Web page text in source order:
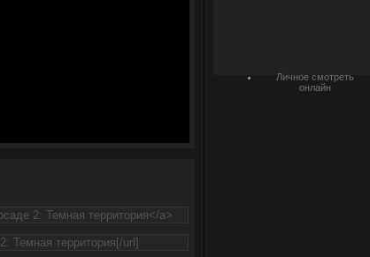
Личное смотреть
онлайн